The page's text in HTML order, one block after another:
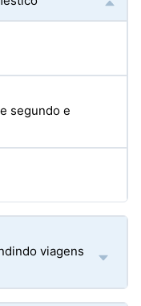
segundo e
viagens